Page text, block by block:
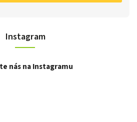
Instagram
nás na Instagramu